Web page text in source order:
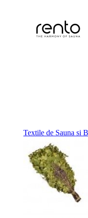
Textile de Sauna si